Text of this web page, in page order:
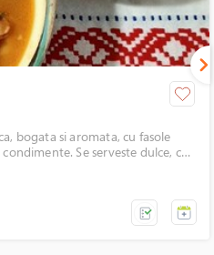
bogata si aromata, cu fasole
Se serveste dulce, cu